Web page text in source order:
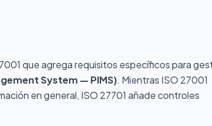
que agrega requisitos específicos para
System — PIMS). Mientras ISO 27001
en general, ISO 27701 añade controles